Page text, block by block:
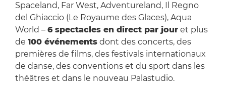
Spaceland, Far West, Adventureland, Il Regno
del Ghiaccio (Le Royaume des Glaces), Aqua
World – 6 spectacles en direct par jouret plus
de 100 événementsdont des concerts, des
premières de films, des festivals internationaux
de danse, des conventions et du sport dans les
théâtres et dans le nouveau Palastudio.